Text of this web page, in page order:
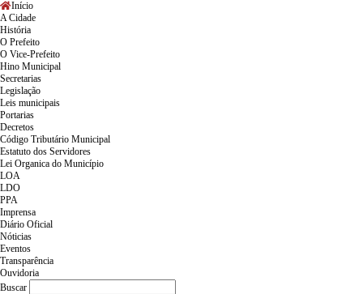
Início
A Cidade
História
O Prefeito
O Vice-Prefeito
Hino Municipal
Secretarias
Legislação
Leis municipais
Portarias
Decretos
Código Tributário Municipal
Estatuto dos Servidores
Lei Organica do Município
LOA
LDO
PPA
Imprensa
Diário Oficial
Nóticias
Eventos
Transparência
Ouvidoria
Buscar